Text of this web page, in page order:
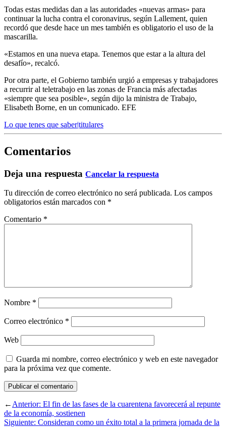
Todas estas medidas dan a las autoridades «nuevas armas» para
continuar la lucha contra el coronavirus, según Lallement, quien
recordó que desde hace un mes también es obligatorio el uso de la
mascarilla.
«Estamos en una nueva etapa. Tenemos que estar a la altura del
desafío», recalcó.
Por otra parte, el Gobierno también urgió a empresas y trabajadores
a recurrir al teletrabajo en las zonas de Francia más afectadas
«siempre que sea posible», según dijo la ministra de Trabajo,
Elisabeth Borne, en un comunicado. EFE
Lo que tenes que saber|titulares
Comentarios
Deja una respuesta Cancelar la respuesta
Tu dirección de correo electrónico no será publicada. Los campos
obligatorios están marcados con *
Comentario *
Nombre *
Correo electrónico *
Web
Guarda mi nombre, correo electrónico y web en este navegador
para la próxima vez que comente.
←Anterior: El fin de las fases de la cuarentena favorecerá al repunte
de la economía, sostienen
Siguiente: Consideran como un éxito total a la primera jornada de la